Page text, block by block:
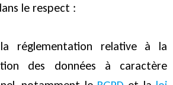
le respect :
réglementation relative à la
des données à caractère